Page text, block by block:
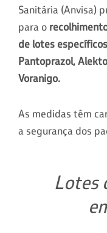
Sanitária (Anvisa)
para o
de lotes
Pantoprazol,
Voranigo.
As medidas têm
a segurança dos
Lotes